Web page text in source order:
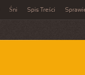
Śni Spis Treści